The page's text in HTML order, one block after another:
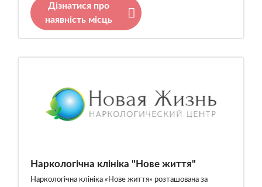
Дізнатися про
наявність місць
Наркологічна клініка "Нове життя"
Наркологічна клініка «Нове життя» розташована за